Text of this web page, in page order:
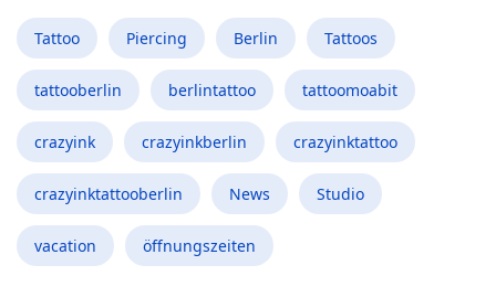
Tattoo Piercing Berlin Tattoos
tattooberlin berlintattoo tattoomoabit
crazyink crazyinkberlin crazyinktattoo
crazyinktattooberlin News Studio
vacation öffnungszeiten